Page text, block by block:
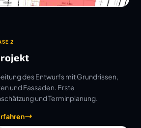
2
des Entwurfs mit Grundrissen,
und Fassaden. Erste
und Terminplanung.